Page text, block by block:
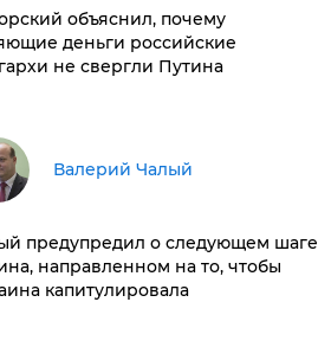
объяснил, почему
деньги российские
не свергли Путина
Валерий Чалый
предупредил о следующем шаге
направленном на то, чтобы
капитулировала